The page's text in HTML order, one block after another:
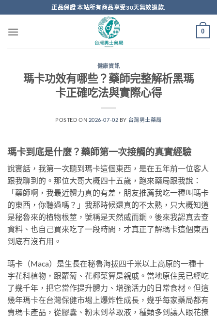
轉
正品保證 本站所有商品享受30天無效退款.
0
健康資訊
瑪卡功效有哪些？藥師完整解析黑瑪
卡正確吃法與實際心得
POSTED ON 2026-07-02 BY 台灣男士藥局
瑪卡到底是什麼？藥師第一次接觸的真實經驗
說實話，我第一次聽到瑪卡這個東西，是在五年前一位客人
跟我聊到的。那位大哥大概四十五歲，跑來藥局跟我說：
「藥師啊，我最近體力真的有差，朋友推薦我吃一種叫瑪卡
的東西，你聽過嗎？」我那時候還真的不太熟，只大概知道
是秘魯來的植物根莖，號稱是天然威而鋼。後來我認真去查
資料、也自己買來吃了一段時間，才真正了解瑪卡這個東西
到底有沒有用。
瑪卡（Maca）是生長在秘魯海拔四千米以上高原的一種十
字花科植物，跟蘿蔔、花椰菜算是親戚。當地原住民已經吃
了幾千年，把它當作提升體力、增強活力的日常食材。但這
幾年瑪卡在台灣保健市場上爆炸性成長，幾乎每家藥局都有
賣瑪卡產品，從膠囊、粉末到萃取液，種類多到讓人眼花撩